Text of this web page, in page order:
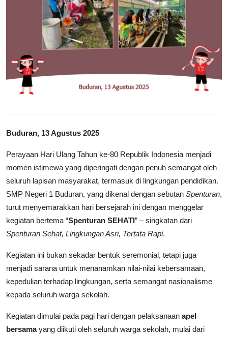
Buduran, 13 Agustus 2025
Perayaan Hari Ulang Tahun ke-80 Republik Indonesia menjadi
momen istimewa yang diperingati dengan penuh semangat oleh
seluruh lapisan masyarakat, termasuk di lingkungan pendidikan.
SMP Negeri 1 Buduran, yang dikenal dengan sebutan Spenturan,
turut menyemarakkan hari bersejarah ini dengan menggelar
kegiatan bertema “Spenturan SEHATI” – singkatan dari
Spenturan Sehat, Lingkungan Asri, Tertata Rapi.
Kegiatan ini bukan sekadar bentuk seremonial, tetapi juga
menjadi sarana untuk menanamkan nilai-nilai kebersamaan,
kepedulian terhadap lingkungan, serta semangat nasionalisme
kepada seluruh warga sekolah.
Kegiatan dimulai pada pagi hari dengan pelaksanaan apel
bersamayang diikuti oleh seluruh warga sekolah, mulai dari